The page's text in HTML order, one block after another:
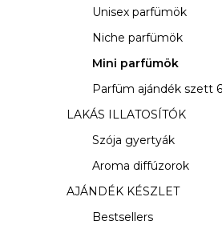
n
Unisex parfümök
Niche parfümök
Mini parfümök
Parfüm ajándék szett
LAKÁS ILLATOSÍTÓK
Szója gyertyák
Aroma diffúzorok
AJÁNDÉK KÉSZLET
Bestsellers